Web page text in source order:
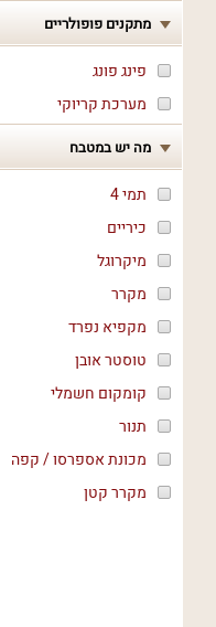
מתקנים פופולריים
פינג פונג
מערכת קריוקי
מה יש במטבח
תמי 4
כיריים
מיקרוגל
מקרר
מקפיא נפרד
טוסטר אובן
קומקום חשמלי
תנור
מכונת אספרסו / קפה
מקרר קטן